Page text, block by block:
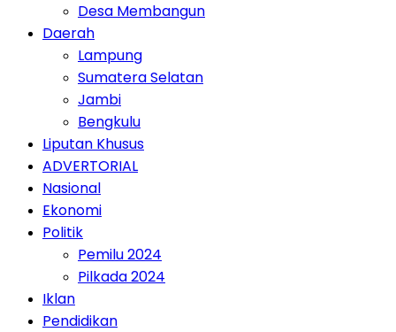
Desa Membangun
Daerah
Lampung
Sumatera Selatan
Jambi
Bengkulu
Liputan Khusus
ADVERTORIAL
Nasional
Ekonomi
Politik
Pemilu 2024
Pilkada 2024
Iklan
Pendidikan